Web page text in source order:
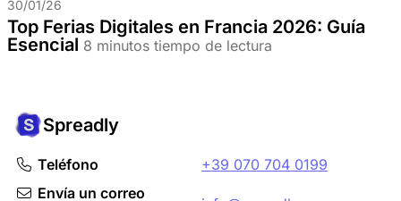
30/01/26
Top Ferias Digitales en Francia 2026: Guía
Esencial 8 minutos tiempo de lectura
Spreadly
Teléfono
+39 070 704 0199
Envía un correo